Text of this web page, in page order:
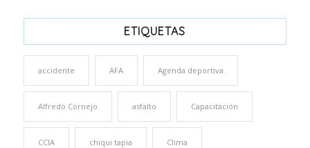
ETIQUETAS
accidente AFA Agenda deportiva
Alfredo Cornejo asfalto Capacitación
CCIA chiqui tapia Clima